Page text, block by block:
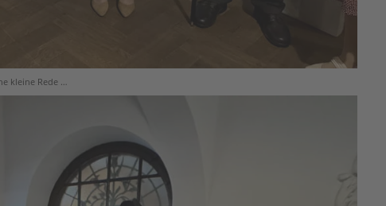
kleine Rede …